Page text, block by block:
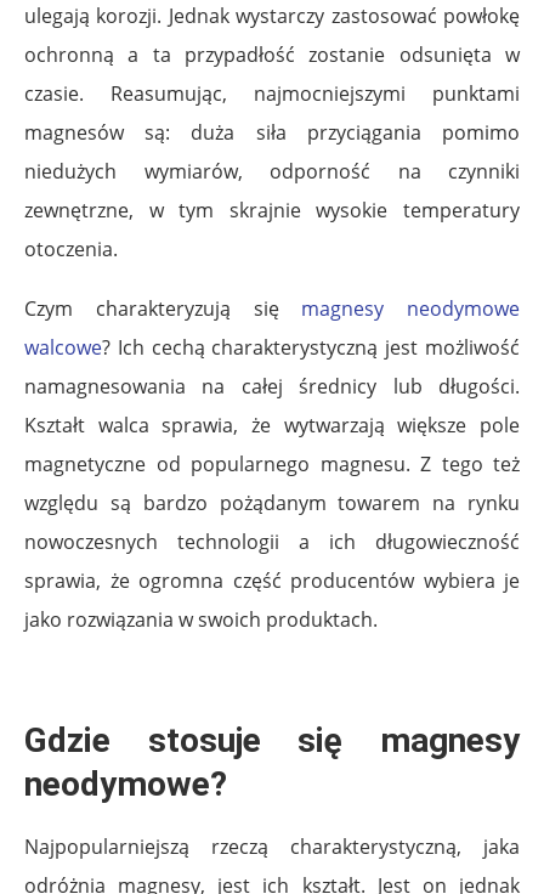
ulegają korozji. Jednak wystarczy zastosować powłokę
ochronną a ta przypadłość zostanie odsunięta w
czasie. Reasumując, najmocniejszymi punktami
magnesów są: duża siła przyciągania pomimo
niedużych wymiarów, odporność na czynniki
zewnętrzne, w tym skrajnie wysokie temperatury
otoczenia.
Czym charakteryzują się magnesy neodymowe
walcowe? Ich cechą charakterystyczną jest możliwość
namagnesowania na całej średnicy lub długości.
Kształt walca sprawia, że wytwarzają większe pole
magnetyczne od popularnego magnesu. Z tego też
względu są bardzo pożądanym towarem na rynku
nowoczesnych technologii a ich długowieczność
sprawia, że ogromna część producentów wybiera je
jako rozwiązania w swoich produktach.
Gdzie stosuje się magnesy
neodymowe?
Najpopularniejszą rzeczą charakterystyczną, jaka
odróżnia magnesy, jest ich kształt. Jest on jednak